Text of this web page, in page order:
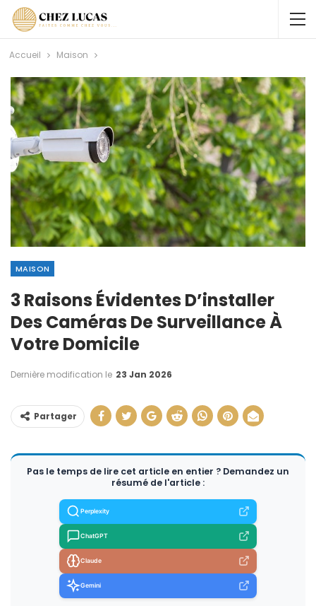
Accueil Maison
MAISON
3 Raisons Évidentes D’installer
Des Caméras De Surveillance À
Votre Domicile
Dernière modification le 23 Jan 2026
Partager
Pas le temps de lire cet article en entier ? Demandez un
résumé de l'article :
Perplexity
ChatGPT
Claude
Gemini